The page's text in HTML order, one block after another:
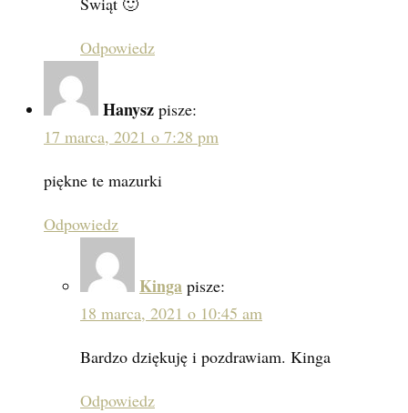
Odpowiedz
Hanysz pisze:
17 marca, 2021 o 7:28 pm
piękne te mazurki
Odpowiedz
Kinga pisze:
18 marca, 2021 o 10:45 am
Bardzo dziękuję i pozdrawiam. Kinga
Odpowiedz